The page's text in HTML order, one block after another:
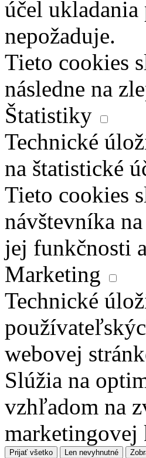
účel
nepožaduje.
Tieto cookies
následne na
Štatistiky
Technické
na štatistické
Tieto cookies
návštevníka
jej funkčnosti
Marketing
Technické
webovej
Slúžia na
vzhľadom na
marketingovej
Prijať všetko Len nevyhnutné